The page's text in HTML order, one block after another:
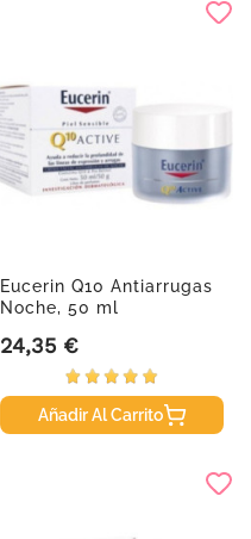
Eucerin Q10 Antiarrugas
Noche, 50 ml
Precio
24,35 €
Añadir Al Carrito